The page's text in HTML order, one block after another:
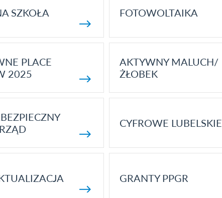
SZKOŁA FOTOWOLTAIKA
PLACE
2025
AKTYWNY MALUCH/
ŻŁOBEK
CYFROWE LUBELSKIE
GRANTY PPGR